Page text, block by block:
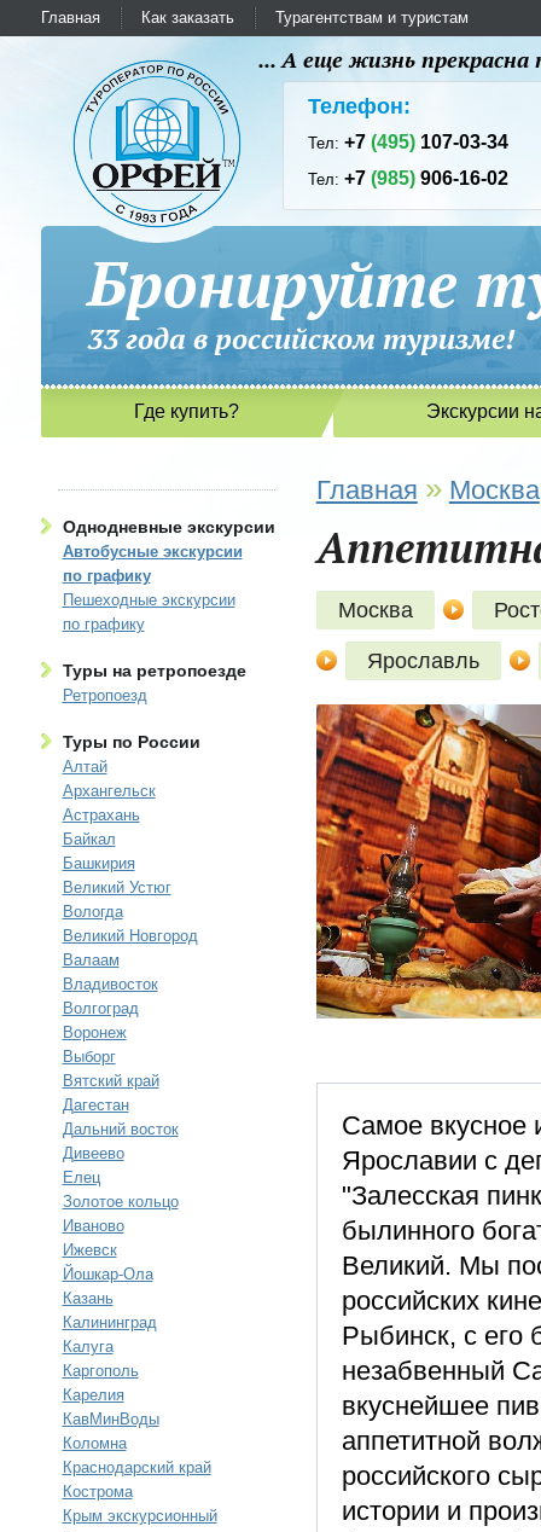
Главная Как заказать Турагентствам и туристам
... А еще жизнь
Телефон:
Тел:+7(495) 107-03-34
Тел:+7(985) 906-16-02
Бронируйте
33 года в российском
Где купить? Экскурсии
Однодневные экскурсии
Автобусные экскурсии
по графику
Пешеходные экскурсии
по графику
Туры на ретропоезде
Ретропоезд
Туры по России
Алтай
Архангельск
Астрахань
Байкал
Башкирия
Великий Устюг
Вологда
Великий Новгород
Валаам
Владивосток
Волгоград
Воронеж
Выборг
Вятский край
Дагестан
Дальний восток
Дивеево
Елец
Золотое кольцо
Иваново
Ижевск
Йошкар-Ола
Казань
Калининград
Калуга
Каргополь
Карелия
КавМинВоды
Коломна
Краснодарский край
Кострома
Крым экскурсионный
Главная » Москва
Москва
Ярославль
Самое вкусное
Ярославии с
"Залесская
былинного
Великий. Мы
российских
Рыбинск, с его
незабвенный
вкуснейшее
аппетитной
российского
истории и